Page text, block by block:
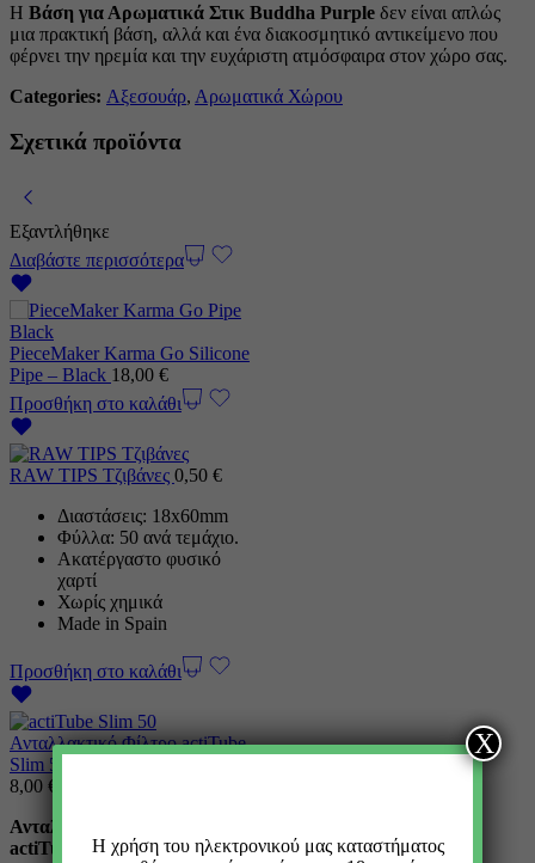
Η Βάση για Αρωματικά Στικ Buddha Purple δεν είναι απλώς
μια πρακτική βάση, αλλά και ένα διακοσμητικό αντικείμενο που
φέρνει την ηρεμία και την ευχάριστη ατμόσφαιρα στον χώρο σας.
Categories: Αξεσουάρ, Αρωματικά Χώρου
Σχετικά προϊόντα
Εξαντλήθηκε
Διαβάστε περισσότερα
PieceMaker Karma Go Silicone
Pipe – Black 18,00 €
Προσθήκη στο καλάθι
RAW TIPS Τζιβάνες 0,50 €
Διαστάσεις: 18x60mm
Φύλλα: 50 ανά τεμάχιο.
Ακατέργαστο φυσικό
χαρτί
Χωρίς χημικά
Made in Spain
Προσθήκη στο καλάθι
Ανταλλακτικό Φίλτρο actiTube
Slim 50 Ενεργού Ανθρακα
8,00 €
Ανταλλακτικό Φίλτρο
actiTube Slim 50 Ενεργού
Η χρήση του ηλεκτρονικού μας καταστήματος
Χ